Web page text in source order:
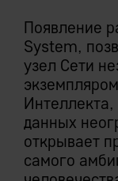
Появление
System,
узел Cети
Интеллекта,
данных
открывает
самого